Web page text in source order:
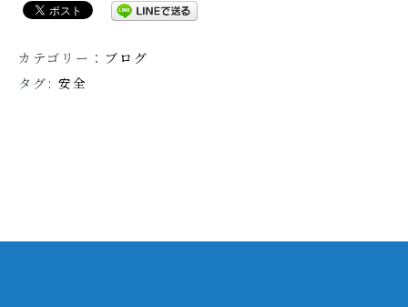
カテゴリー： ブログ
タグ: 安全